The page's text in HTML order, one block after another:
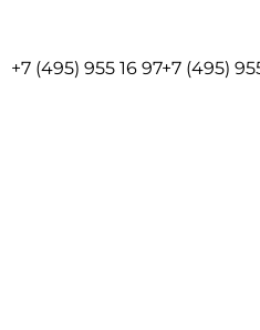
+7 (495) 955 16 97+7 (495)